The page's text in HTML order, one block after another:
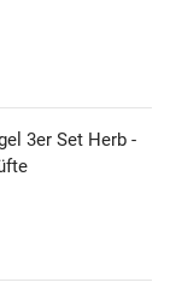
3er Set Herb -